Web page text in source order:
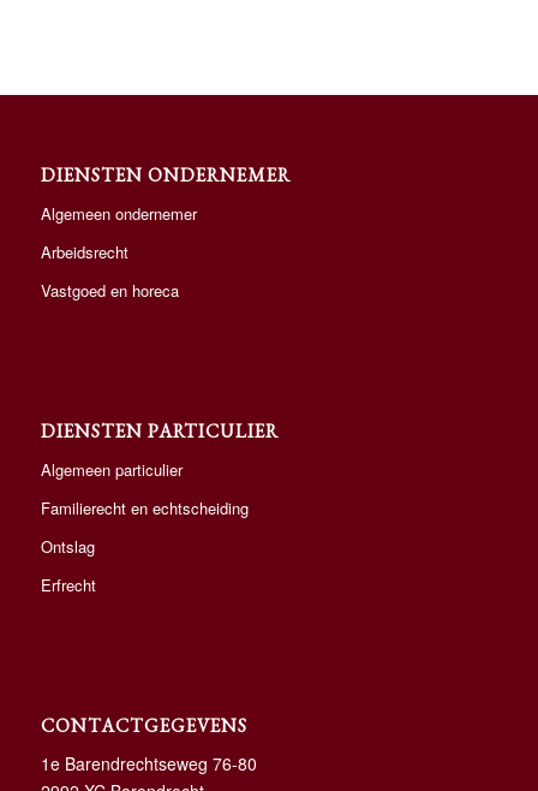
DIENSTEN ONDERNEMER
Algemeen ondernemer
Arbeidsrecht
Vastgoed en horeca
DIENSTEN PARTICULIER
Algemeen particulier
Familierecht en echtscheiding
Ontslag
Erfrecht
CONTACTGEGEVENS
1e Barendrechtseweg 76-80